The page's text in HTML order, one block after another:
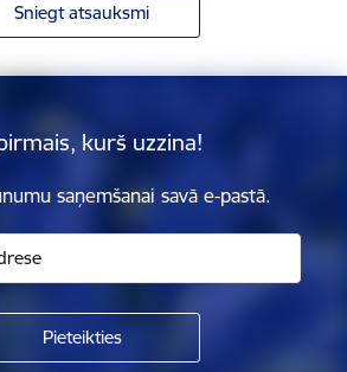
Sniegt atsauksmi
kurš uzzina!
saņemšanai savā e-pastā.